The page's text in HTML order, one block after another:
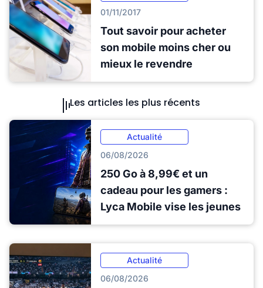
01/11/2017
Tout savoir pour acheter
son mobile moins cher ou
mieux le revendre
Les articles les plus récents
Actualité
06/08/2026
250 Go à 8,99€ et un
cadeau pour les gamers :
Lyca Mobile vise les jeunes
Actualité
06/08/2026